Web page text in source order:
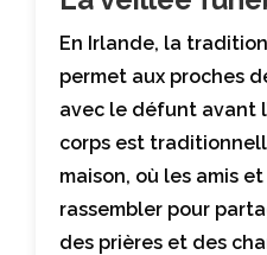
En Irlande, la
permet aux proches
avec le défunt avant
corps est
maison, où les amis
rassembler pour
des prières et des